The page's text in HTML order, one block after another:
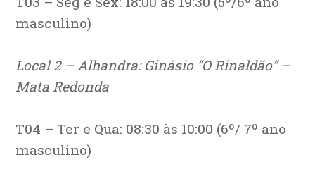
masculino)
Local 2 – Alhandra: Ginásio “O Rinaldão” –
Mata Redonda
T04 – Ter e Qua: 08:30 às 10:00 (6º/ 7º ano
masculino)